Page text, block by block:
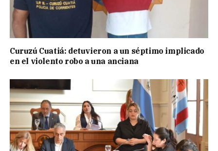
Curuzú Cuatiá: detuvieron a un séptimo implicado
en el violento robo a una anciana